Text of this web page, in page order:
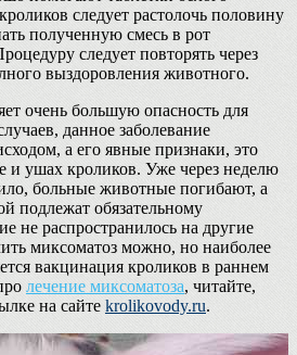
следует растолочь половину
полученную смесь в рот
следует повторять через
выздоровления животного.
очень большую опасность для
данное заболевание
а его явные признаки, это
и ушах кроликов. Уже через неделю
больные животные погибают, а
подлежат обязательному
не распространилось на другие
миксоматоз можно, но наиболее
вакцинация кроликов в раннем
лечение миксоматоза, читайте,
на сайте krolikovody.ru.